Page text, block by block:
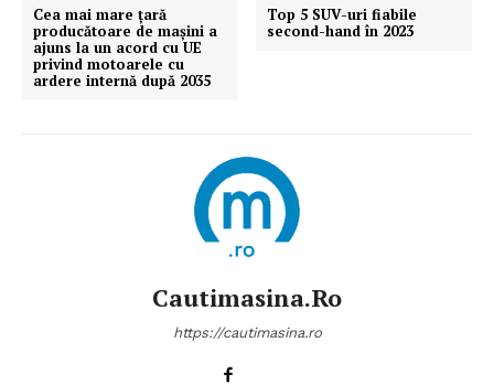
Cea mai mare țară
producătoare de mașini a
ajuns la un acord cu UE
privind motoarele cu
ardere internă după 2035
Top 5 SUV-uri fiabile
second-hand în 2023
Cautimasina.ro
https://cautimasina.ro